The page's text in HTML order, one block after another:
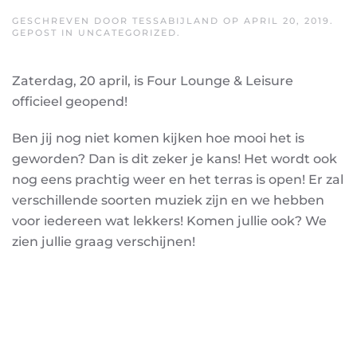
GESCHREVEN DOOR TESSABIJLAND OP APRIL 20, 2019
GEPOST IN UNCATEGORIZED
Zaterdag, 20 april, is Four Lounge & Leisure
officieel geopend!
Ben jij nog niet komen kijken hoe mooi het is
geworden? Dan is dit zeker je kans! Het wordt ook
nog eens prachtig weer en het terras is open! Er zal
verschillende soorten muziek zijn en we hebben
voor iedereen wat lekkers! Komen jullie ook? We
zien jullie graag verschijnen!